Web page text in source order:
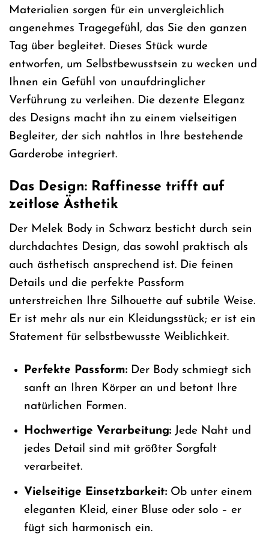
Materialien sorgen für ein unvergleichlich
angenehmes Tragegefühl, das Sie den ganzen
Tag über begleitet. Dieses Stück wurde
entworfen, um Selbstbewusstsein zu wecken und
Ihnen ein Gefühl von unaufdringlicher
Verführung zu verleihen. Die dezente Eleganz
des Designs macht ihn zu einem vielseitigen
Begleiter, der sich nahtlos in Ihre bestehende
Garderobe integriert.
Das Design: Raffinesse trifft auf
zeitlose Ästhetik
Der Melek Body in Schwarz besticht durch sein
durchdachtes Design, das sowohl praktisch als
auch ästhetisch ansprechend ist. Die feinen
Details und die perfekte Passform
unterstreichen Ihre Silhouette auf subtile Weise.
Er ist mehr als nur ein Kleidungsstück; er ist ein
Statement für selbstbewusste Weiblichkeit.
Perfekte Passform:Der Body schmiegt sich
sanft an Ihren Körper an und betont Ihre
natürlichen Formen.
Hochwertige Verarbeitung:Jede Naht und
jedes Detail sind mit größter Sorgfalt
verarbeitet.
Vielseitige Einsetzbarkeit:Ob unter einem
eleganten Kleid, einer Bluse oder solo – er
fügt sich harmonisch ein.